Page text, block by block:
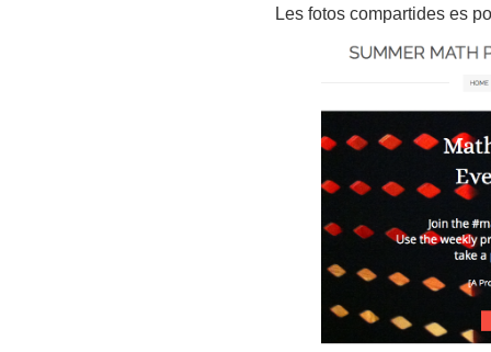
Les fotos compartides es